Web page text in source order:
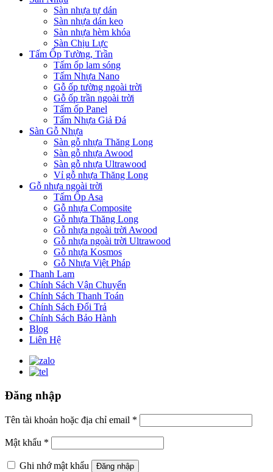
Sàn nhựa tự dán
Sàn nhựa dán keo
Sàn nhựa hèm khóa
Sàn Chịu Lực
Tấm Ốp Tường, Trần
Tấm ốp lam sóng
Tấm Nhựa Nano
Gỗ ốp tường ngoài trời
Gỗ ốp trần ngoài trời
Tấm ốp Panel
Tấm Nhựa Giả Đá
Sàn Gỗ Nhựa
Sàn gỗ nhựa Thăng Long
Sàn gỗ nhựa Awood
Sàn gỗ nhựa Ultrawood
Vỉ gỗ nhựa Thăng Long
Gỗ nhựa ngoài trời
Tấm Ốp Asa
Gỗ nhựa Composite
Gỗ nhựa Thăng Long
Gỗ nhựa ngoài trời Awood
Gỗ nhựa ngoài trời Ultrawood
Gỗ nhựa Kosmos
Gỗ Nhựa Việt Pháp
Thanh Lam
Chính Sách Vận Chuyển
Chính Sách Thanh Toán
Chính Sách Đổi Trả
Chính Sách Bảo Hành
Blog
Liên Hệ
Đăng nhập
Tên tài khoản hoặc địa chỉ email *
Mật khẩu *
Ghi nhớ mật khẩu Đăng nhập